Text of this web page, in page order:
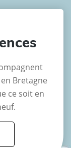
Bretagne
ce soit en